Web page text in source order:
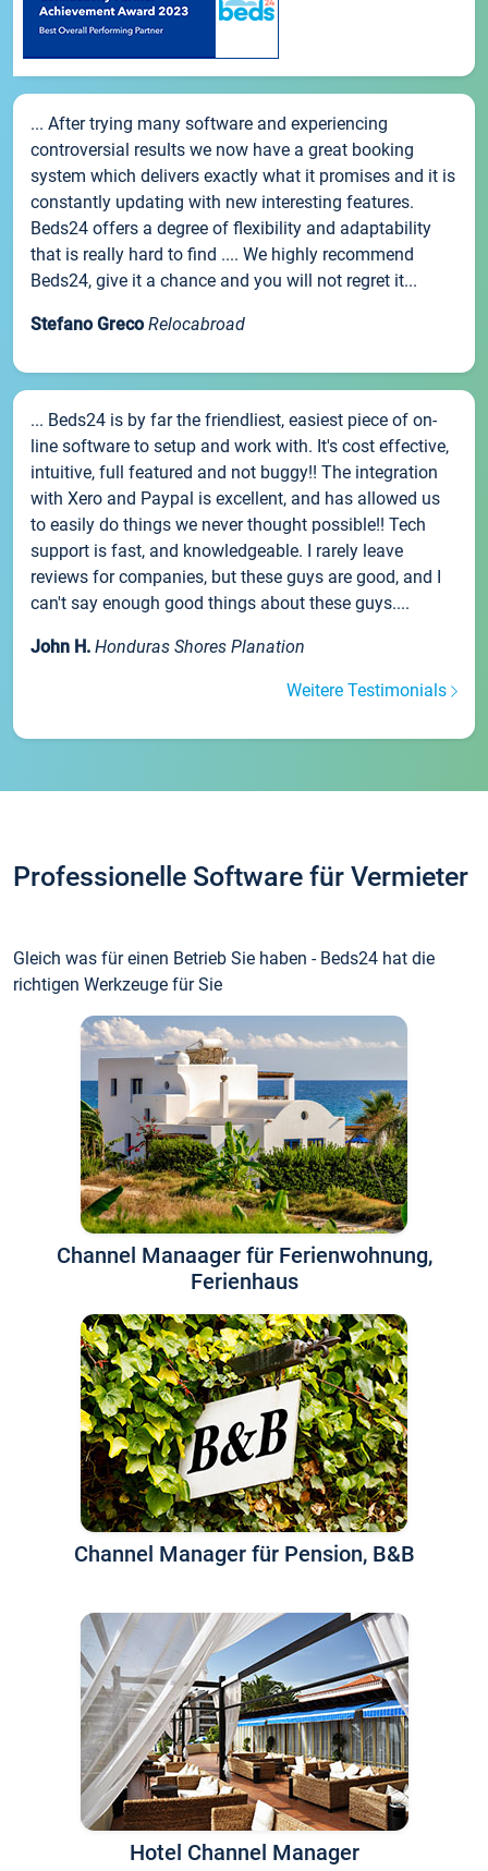
... After trying many software and experiencing
controversial results we now have a great booking
system which delivers exactly what it promises and it is
constantly updating with new interesting features.
Beds24 offers a degree of flexibility and adaptability
that is really hard to find .... We highly recommend
Beds24, give it a chance and you will not regret it...
Stefano Greco Relocabroad
... Beds24 is by far the friendliest, easiest piece of on-
line software to setup and work with. It's cost effective,
intuitive, full featured and not buggy!! The integration
with Xero and Paypal is excellent, and has allowed us
to easily do things we never thought possible!! Tech
support is fast, and knowledgeable. I rarely leave
reviews for companies, but these guys are good, and I
can't say enough good things about these guys....
John H. Honduras Shores Planation
Weitere Testimonials
Professionelle Software für Vermieter
Gleich was für einen Betrieb Sie haben - Beds24 hat die
richtigen Werkzeuge für Sie
Channel Manaager für Ferienwohnung,
Ferienhaus
Channel Manager für Pension, B&B
Hotel Channel Manager